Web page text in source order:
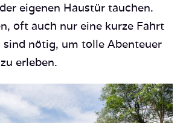
eigenen Haustür tauchen.
oft auch nur eine kurze Fahrt
nötig, um tolle Abenteuer
erleben.